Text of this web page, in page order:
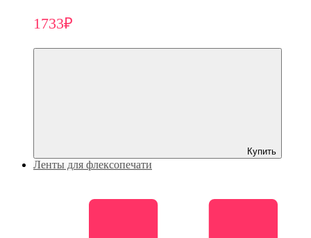
1733₽
Купить
Ленты для флексопечати